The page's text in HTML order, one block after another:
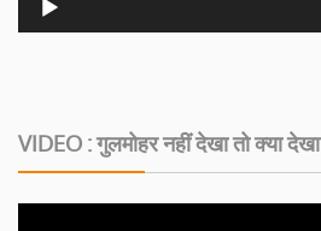
VIDEO : गुलमोहर नहीं देखा तो क्या देखा